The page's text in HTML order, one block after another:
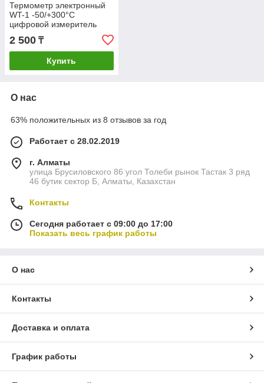
Термометр электронный
WT-1 -50/+300°C
цифровой измеритель
температуры с
водонепроницаемым
щупом
2 500 ₸
Купить
О нас
63% положительных из 8 отзывов за год
Работает с 28.02.2019
г. Алматы
улица Брусиловского 86 угол Толеби рынок Тастак 3 ряд
46 бутик сектор Б, Алматы, Казахстан
Контакты
Сегодня работает с 09:00 до 17:00
Показать весь график работы
О нас
Контакты
Доставка и оплата
График работы